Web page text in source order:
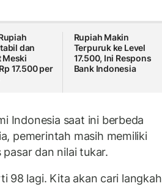
dan
Meski
17.500 per
Rupiah Makin
Terpuruk ke Level
17.500, Ini Respons
Bank Indonesia
Indonesia saat ini berbeda
pemerintah masih memiliki
dan nilai tukar.
98 lagi. Kita akan cari langkah